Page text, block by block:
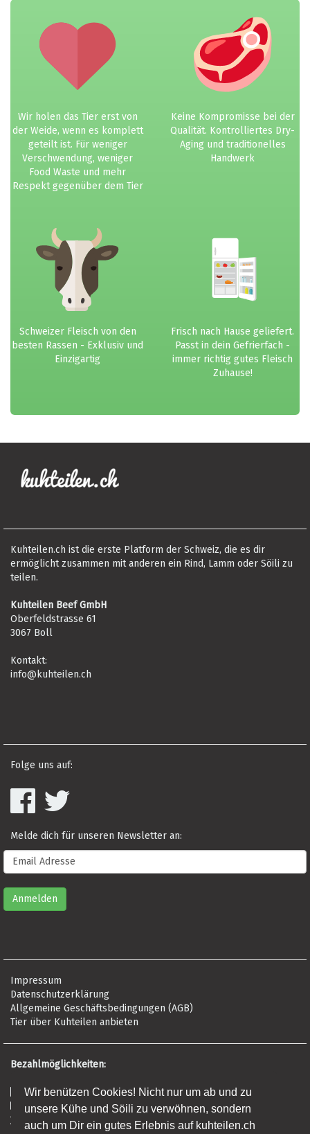
Wir benützen Cookies! Nicht nur um ab und zu
unsere Kühe und Söili zu verwöhnen, sondern
auch um Dir ein gutes Erlebnis auf kuhteilen.ch
Wir holen das Tier erst von
der Weide, wenn es komplett
geteilt ist. Für weniger
Verschwendung, weniger
Food Waste und mehr
Respekt gegenüber dem Tier
Keine Kompromisse bei der
Qualität. Kontrolliertes Dry-
Aging und traditionelles
Handwerk
Schweizer Fleisch von den
besten Rassen - Exklusiv und
Einzigartig
Frisch nach Hause geliefert.
Passt in dein Gefrierfach -
immer richtig gutes Fleisch
Zuhause!
Kuhteilen.ch ist die erste Platform der Schweiz, die es dir
ermöglicht zusammen mit anderen ein Rind, Lamm oder Söili zu
teilen.
Kuhteilen Beef GmbH
Oberfeldstrasse 61
3067 Boll
Kontakt:
info@kuhteilen.ch
Folge uns auf:
Melde dich für unseren Newsletter an:
Impressum
Datenschutzerklärung
Allgemeine Geschäftsbedingungen (AGB)
Tier über Kuhteilen anbieten
Bezahlmöglichkeiten:
Risikofrei per Rechnung
Kreditkarte (Visa, Mastercard, Amex)
Banküberweisung (Frist: 5 Tage)